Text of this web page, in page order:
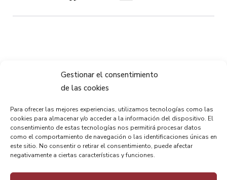
Gestionar el consentimiento
de las cookies
Para ofrecer las mejores experiencias, utilizamos tecnologías como las
cookies para almacenar y/o acceder a la información del dispositivo. El
consentimiento de estas tecnologías nos permitirá procesar datos
como el comportamiento de navegación o las identificaciones únicas en
este sitio. No consentir o retirar el consentimiento, puede afectar
negativamente a ciertas características y funciones.
ANTERIOR
Paneles explicativos del Puente Bizkaia adaptados al braile
PRÓXIMO